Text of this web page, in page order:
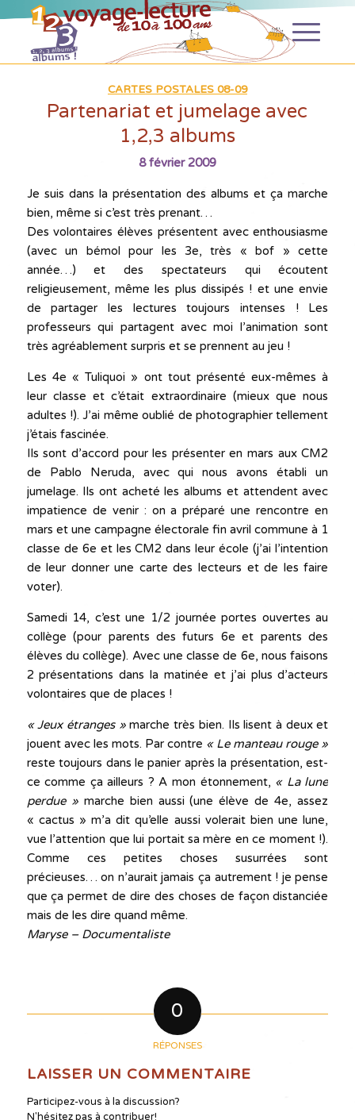
CARTES POSTALES 08-09
Partenariat et jumelage avec
1,2,3 albums
8 février 2009
Je suis dans la présentation des albums et ça marche
bien, même si c’est très prenant…
Des volontaires élèves présentent avec enthousiasme
(avec un bémol pour les 3e, très « bof » cette
année…) et des spectateurs qui écoutent
religieusement, même les plus dissipés ! et une envie
de partager les lectures toujours intenses ! Les
professeurs qui partagent avec moi l’animation sont
très agréablement surpris et se prennent au jeu !
Les 4e « Tuliquoi » ont tout présenté eux-mêmes à
leur classe et c’était extraordinaire (mieux que nous
adultes !). J’ai même oublié de photographier tellement
j’étais fascinée.
Ils sont d’accord pour les présenter en mars aux CM2
de Pablo Neruda, avec qui nous avons établi un
jumelage. Ils ont acheté les albums et attendent avec
impatience de venir : on a préparé une rencontre en
mars et une campagne électorale fin avril commune à 1
classe de 6e et les CM2 dans leur école (j’ai l’intention
de leur donner une carte des lecteurs et de les faire
voter).
Samedi 14, c’est une 1/2 journée portes ouvertes au
collège (pour parents des futurs 6e et parents des
élèves du collège). Avec une classe de 6e, nous faisons
2 présentations dans la matinée et j’ai plus d’acteurs
volontaires que de places !
« Jeux étranges »marche très bien. Ils lisent à deux et
jouent avec les mots. Par contre « Le manteau rouge »
reste toujours dans le panier après la présentation, est-
ce comme ça ailleurs ? A mon étonnement, « La lune
perdue »marche bien aussi (une élève de 4e, assez
« cactus » m’a dit qu’elle aussi volerait bien une lune,
vue l’attention que lui portait sa mère en ce moment !).
Comme ces petites choses susurrées sont
précieuses… on n’aurait jamais ça autrement ! je pense
que ça permet de dire des choses de façon distanciée
mais de les dire quand même.
Maryse – Documentaliste
0
RÉPONSES
LAISSER UN COMMENTAIRE
Participez-vous à la discussion?
N'hésitez pas à contribuer!